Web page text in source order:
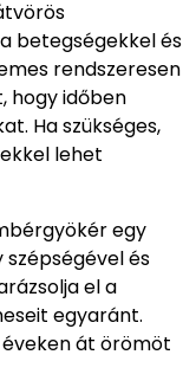
betegségekkel és
rendszeresen
hogy időben
Ha szükséges,
lehet
egy
és
el a
egyaránt.
át örömöt